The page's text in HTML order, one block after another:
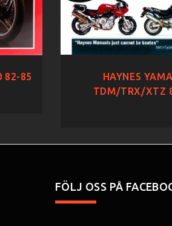
82-85
HAYNES
TDM/TRX/XTZ
FÖLJ OSS PÅ